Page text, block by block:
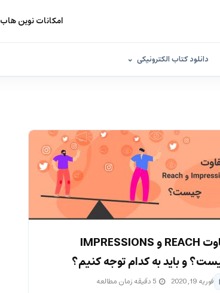
امکانات نوین هاب
دانلود کتاب الکترونیکی
تفاوت REACH و IMPRESSIONS
و باید به کدام توجه کنیم؟
فوریه 19, 2020 5 دقیقه زمان مطالعه